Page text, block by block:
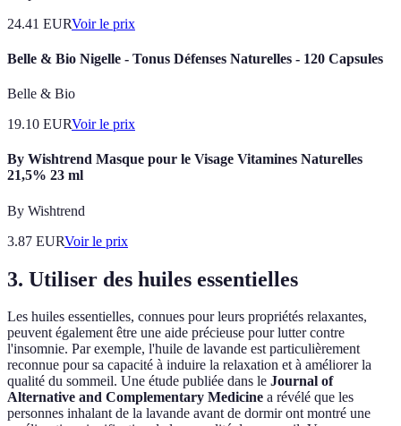
24.41 EURVoir le prix
Belle & Bio Nigelle - Tonus Défenses Naturelles - 120 Capsules
Belle & Bio
19.10 EURVoir le prix
By Wishtrend Masque pour le Visage Vitamines Naturelles
21,5% 23 ml
By Wishtrend
3.87 EURVoir le prix
3. Utiliser des huiles essentielles
Les huiles essentielles, connues pour leurs propriétés relaxantes,
peuvent également être une aide précieuse pour lutter contre
l'insomnie. Par exemple, l'huile de lavande est particulièrement
reconnue pour sa capacité à induire la relaxation et à améliorer la
qualité du sommeil. Une étude publiée dans le Journal of
Alternative and Complementary Medicine a révélé que les
personnes inhalant de la lavande avant de dormir ont montré une